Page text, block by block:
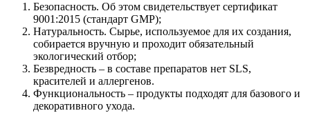
Безопасность. Об этом свидетельствует сертификат
9001:2015 (стандарт GMP);
Натуральность. Сырье, используемое для их создания,
собирается вручную и проходит обязательный
экологический отбор;
Безвредность – в составе препаратов нет SLS,
красителей и аллергенов.
Функциональность – продукты подходят для базового и
декоративного ухода.